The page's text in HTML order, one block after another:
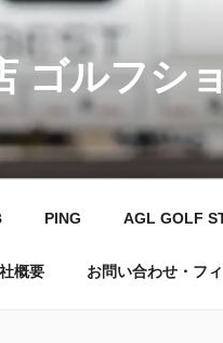
ゴルフシ
PING AGL GOLF
概要 お問い合わせ・フ